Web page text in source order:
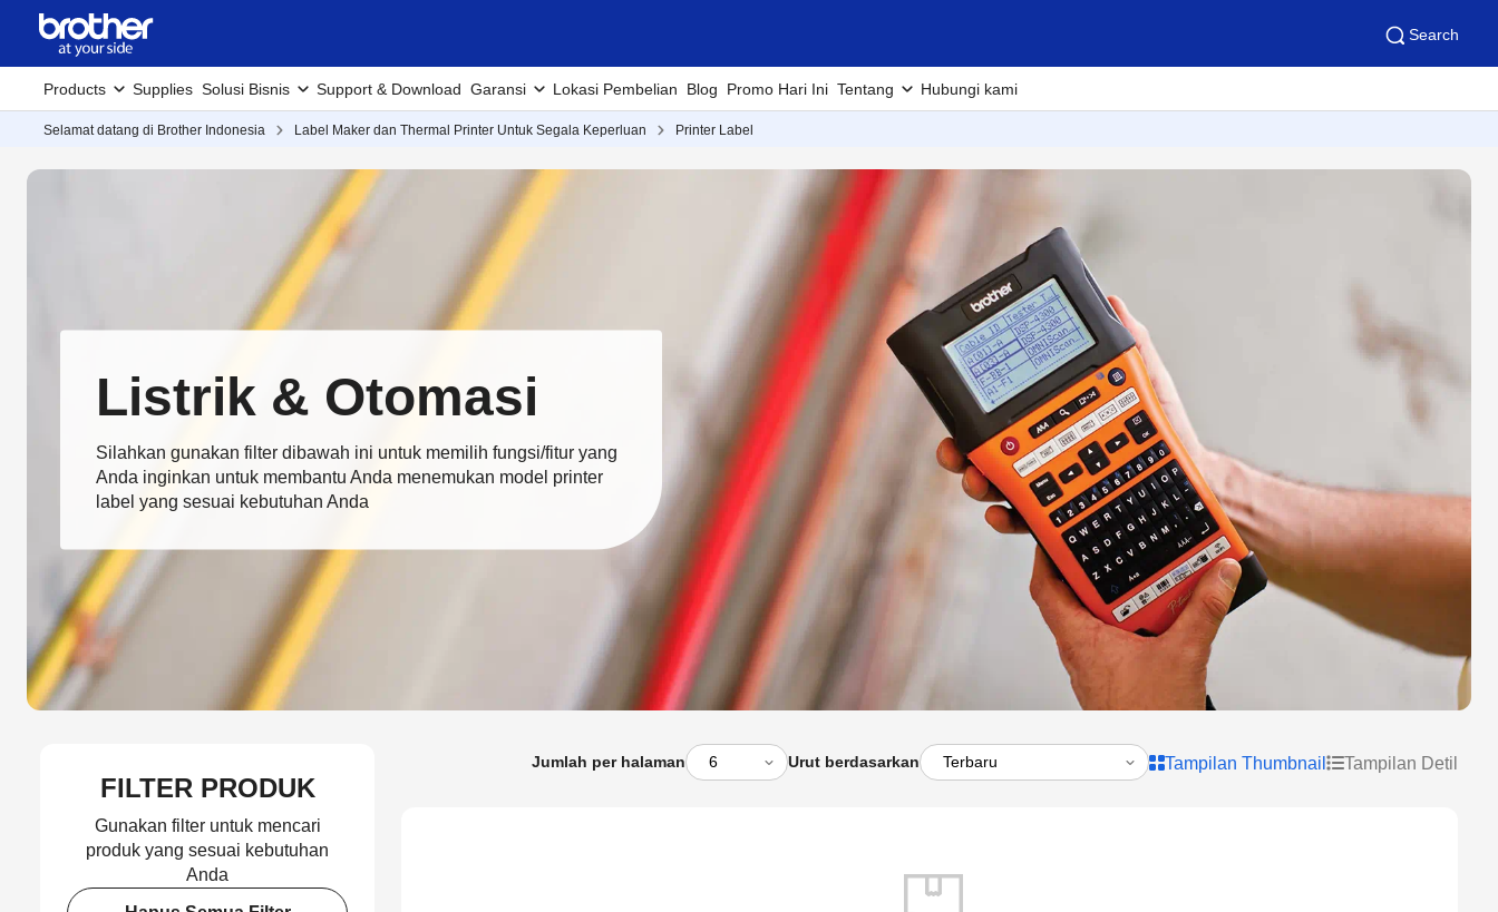
Search
Products Supplies Solusi Bisnis Support & Download Garansi Lokasi Pembelian Blog Promo Hari Ini Tentang Hubungi kami
Selamat datang di Brother Indonesia Label Maker dan Thermal Printer Untuk Segala Keperluan Printer Label
Listrik & Otomasi
Silahkan gunakan filter dibawah ini untuk memilih fungsi/fitur yang
Anda inginkan untuk membantu Anda menemukan model printer
label yang sesuai kebutuhan Anda
FILTER PRODUK
Gunakan filter untuk mencari
produk yang sesuai kebutuhan
Anda
Jumlah per halaman Urut berdasarkan Tampilan Thumbnail Tampilan Detil